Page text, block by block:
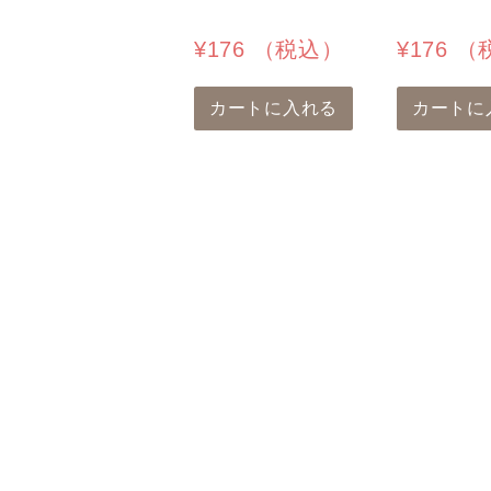
¥176 （税込）
カートに入れる
¥176 （
カートに